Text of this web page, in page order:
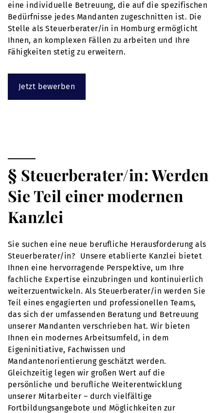
eine individuelle Betreuung, die auf die spezifischen
Bedürfnisse jedes Mandanten zugeschnitten ist. Die
Stelle als Steuerberater/in in Homburg ermöglicht
Ihnen, an komplexen Fällen zu arbeiten und Ihre
Fähigkeiten stetig zu erweitern.
Jetzt bewerben
§ Steuerberater/in: Werden
Sie Teil einer modernen
Kanzlei
Sie suchen eine neue berufliche Herausforderung als
Steuerberater/in? Unsere etablierte Kanzlei bietet
Ihnen eine hervorragende Perspektive, um Ihre
fachliche Expertise einzubringen und kontinuierlich
weiterzuentwickeln. Als Steuerberater/in werden Sie
Teil eines engagierten und professionellen Teams,
das sich der umfassenden Beratung und Betreuung
unserer Mandanten verschrieben hat. Wir bieten
Ihnen ein modernes Arbeitsumfeld, in dem
Eigeninitiative, Fachwissen und
Mandantenorientierung geschätzt werden.
Gleichzeitig legen wir großen Wert auf die
persönliche und berufliche Weiterentwicklung
unserer Mitarbeiter – durch vielfältige
Fortbildungsangebote und Möglichkeiten zur